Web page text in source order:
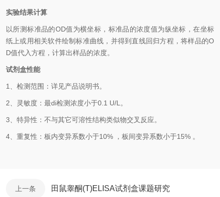
实验结果计算
以所测标准品的OD值为横坐标， 标准品的浓度值为纵坐标，在坐标
纸上或用相关软件绘制标准曲线 ，并得到直线回归方程 ，将样品的O
D值代入方程，计算出样品的浓度。
试剂盒性能
1、检测范围： 详见产品说明书。
2、 灵敏度：最di检测浓度小于0.1 U/L 。
3、 特异性：不与其它可溶性结构类似物交叉反应。
4、 重复性：板内变异系数小于10% ， 板间变异系数小于1 5% 。
上一条 田鼠睾酮(T)ELISA试剂盒课题研究